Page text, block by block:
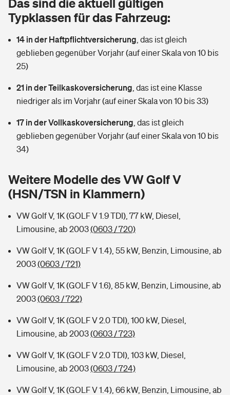
Wer versichert was: Jetzt Versicherer finden
Sie haben Fragen?
Glasversicherung
Mietkautionsversicherung
Restkreditversicherung
Tools
Hochwasser-Check: Wie gefährdet ist Ihr Haus?
Sie haben Fragen?
Kinderunfall­ver­si­che­rung
Kinderinvalidität
Hundehalter-Haftpflicht
Handyversicherung
Private Cyberversicherung
Zur Übersicht
Kinderunfall-Check: Mehr Sicherheit für deine Kids
Typklassen: So ist Ihr Auto eingestuft
Sie haben Fragen?
Dread-Disease-Versicherung
Tierkrankenversicherung
Zur Übersicht
Tools
Wer versichert was: Jetzt Versicherer finden
Rentenrechner: Wie viel Geld bekomme ich im Alter?
Typklassen für das Fahrzeug:
14 in der Haftpflichtversicherung das ist gleich
geblieben gegenüber Vorjahr (auf einer Skala von 10 bis
25)
21 in der Teilkaskoversicherung das ist eine Klasse
niedriger als im Vorjahr (auf einer Skala von 10 bis 33)
17 in der Vollkaskoversicherung das ist gleich
geblieben gegenüber Vorjahr (auf einer Skala von 10 bis
34)
Weitere Modelle des VW Golf V
(HSN/TSN in Klammern)
VW Golf V, 1K (GOLF V 1.9 TDI), 77 kW, Diesel,
Limousine, ab 2003(0603 / 720)
VW Golf V, 1K (GOLF V 1.4), 55 kW, Benzin, Limousine, ab
2003(0603 / 721)
VW Golf V, 1K (GOLF V 1.6), 85 kW, Benzin, Limousine, ab
2003(0603 / 722)
VW Golf V, 1K (GOLF V 2.0 TDI), 100 kW, Diesel,
Limousine, ab 2003(0603 / 723)
VW Golf V, 1K (GOLF V 2.0 TDI), 103 kW, Diesel,
Limousine, ab 2003(0603 / 724)
VW Golf V, 1K (GOLF V 1.4), 66 kW, Benzin, Limousine, ab